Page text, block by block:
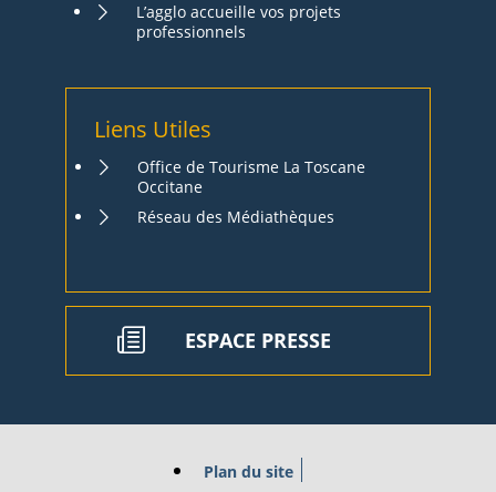
L’agglo accueille vos projets
professionnels
Liens Utiles
Office de Tourisme La Toscane
Occitane
Réseau des Médiathèques
ESPACE PRESSE
Plan du site